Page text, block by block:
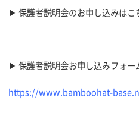
▶ 保護者説明会のお申し込みはこ
▶ 保護者説明会お申し込みフォー
https://www.bamboohat-